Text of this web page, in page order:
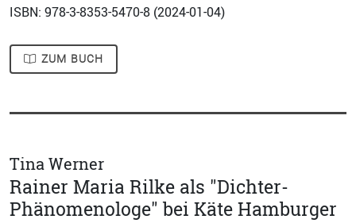
ISBN: 978-3-8353-5470-8 (2024-01-04)
ZUM BUCH
Tina Werner
Rainer Maria Rilke als "Dichter-
Phänomenologe" bei Käte Hamburger